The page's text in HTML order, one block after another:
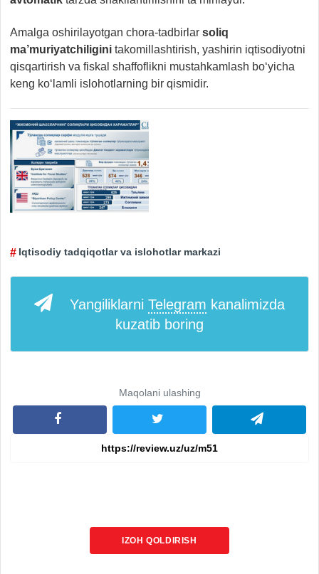
Amalga oshirilayotgan chora-tadbirlar soliq
ma’muriyatchiligini takomillashtirish, yashirin iqtisodiyotni
qisqartirish va fiskal shaffoflikni mustahkamlash bo‘yicha
keng ko‘lamli islohotlarning bir qismidir.
Iqtisodiy tadqiqotlar va islohotlar markazi
Yangiliklarni Telegram kanalimizda
kuzatib boring
Maqolani ulashing
IZOH QOLDIRISH